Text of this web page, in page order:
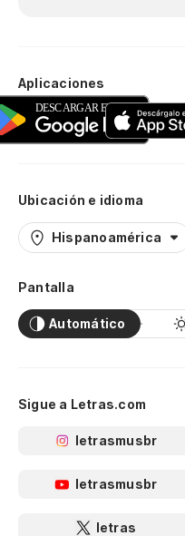
Aplicaciones
Ubicación e idioma
Hispanoamérica
Pantalla
Automático
Sigue a Letras.com
letrasmusbr
letrasmusbr
letras